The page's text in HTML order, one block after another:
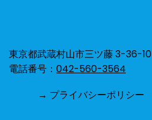
東京都武蔵村山市三ツ藤 3-36-10
電話番号： 042-560-3564
→ プライバシーポリシー